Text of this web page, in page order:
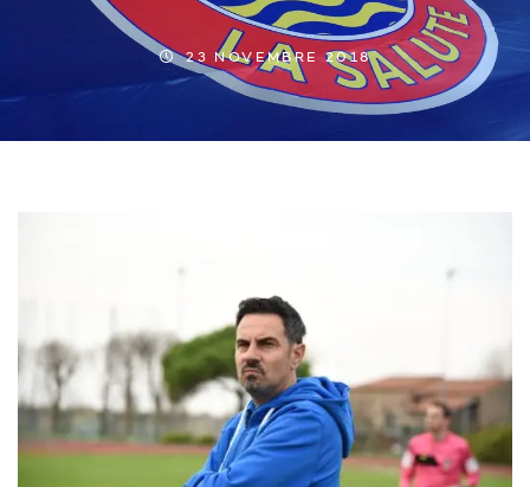
23 NOVEMBRE 2018